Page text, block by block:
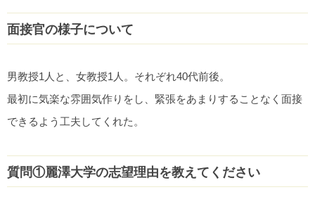
面接官の様子について
男教授1人と、女教授1人。それぞれ40代前後。
最初に気楽な雰囲気作りをし、緊張をあまりすることなく面接
できるよう工夫してくれた。
質問①麗澤大学の志望理由を教えてください